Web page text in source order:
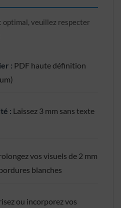
veuillez respecter
: PDF haute définition
: Laissez 3 mm sans texte
vos visuels de 2 mm
blanches
ou incorporez vos